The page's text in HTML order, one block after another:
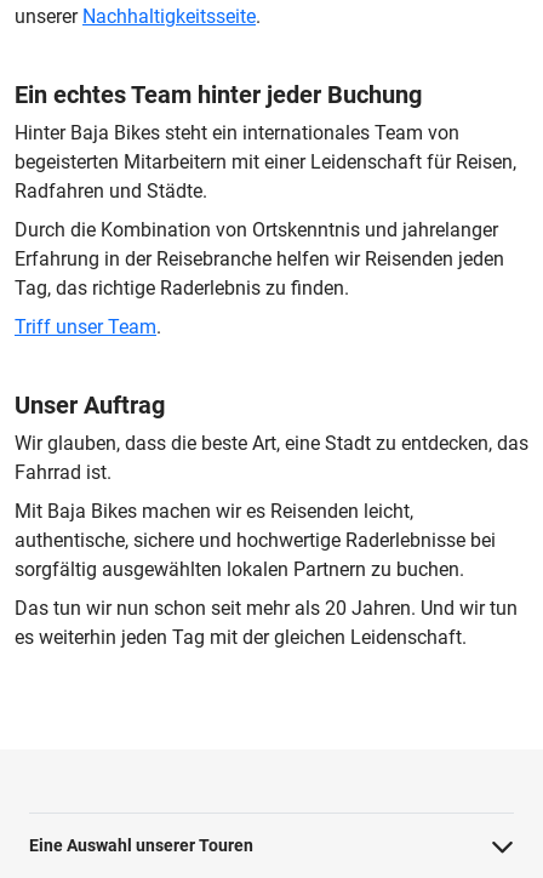
unserer Nachhaltigkeitsseite.
Ein echtes Team hinter jeder Buchung
Hinter Baja Bikes steht ein internationales Team von
begeisterten Mitarbeitern mit einer Leidenschaft für Reisen,
Radfahren und Städte.
Durch die Kombination von Ortskenntnis und jahrelanger
Erfahrung in der Reisebranche helfen wir Reisenden jeden
Tag, das richtige Raderlebnis zu finden.
Triff unser Team.
Unser Auftrag
Wir glauben, dass die beste Art, eine Stadt zu entdecken, das
Fahrrad ist.
Mit Baja Bikes machen wir es Reisenden leicht,
authentische, sichere und hochwertige Raderlebnisse bei
sorgfältig ausgewählten lokalen Partnern zu buchen.
Das tun wir nun schon seit mehr als 20 Jahren. Und wir tun
es weiterhin jeden Tag mit der gleichen Leidenschaft.
Eine Auswahl unserer Touren